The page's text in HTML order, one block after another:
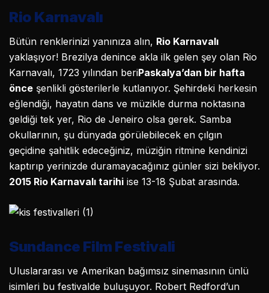
Rio Karnavalı
Bütün renklerinizi yanınıza alın, Rio Karnavalı
yaklaşıyor! Brezilya denince akla ilk gelen şey olan Rio
Karnavalı, 1723 yılından beriPaskalya’dan bir hafta
önce şenlikli gösterilerle kutlanıyor. Şehirdeki herkesin
eğlendiği, hayatın dans ve müzikle durma noktasına
geldiği tek yer, Rio de Jeneiro olsa gerek. Samba
okullarının, şu dünyada görülebilecek en çılgın
geçidine şahitlik edeceğiniz, müziğin ritmine kendinizi
kaptırıp yerinizde duramayacağınız günler sizi bekliyor.
2015 Rio Karnavalı tarihi ise 13-18 Şubat arasında.
Sundance Film Festivali
Uluslararası ve Amerikan bağımsız sinemasının ünlü
isimleri bu festivalde buluşuyor. Robert Redford’un